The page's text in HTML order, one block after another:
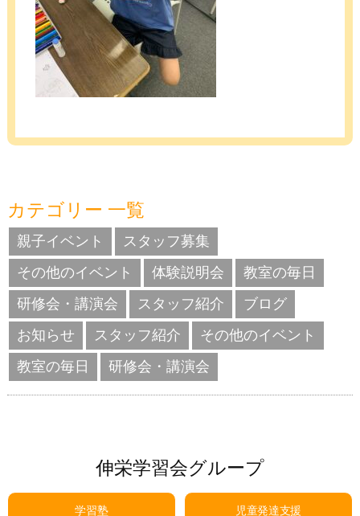
カテゴリー 一覧
親子イベント
スタッフ募集
その他のイベント
体験説明会
教室の毎日
研修会・講演会
スタッフ紹介
ブログ
お知らせ
スタッフ紹介
その他のイベント
教室の毎日
研修会・講演会
伸栄学習会グループ
学習塾 児童発達支援